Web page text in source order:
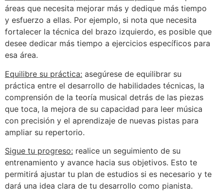
áreas que necesita mejorar más y dedique más tiempo
y esfuerzo a ellas. Por ejemplo, si nota que necesita
fortalecer la técnica del brazo izquierdo, es posible que
desee dedicar más tiempo a ejercicios específicos para
esa área.
Equilibre su práctica: asegúrese de equilibrar su
práctica entre el desarrollo de habilidades técnicas, la
comprensión de la teoría musical detrás de las piezas
que toca, la mejora de su capacidad para leer música
con precisión y el aprendizaje de nuevas pistas para
ampliar su repertorio.
Sigue tu progreso: realice un seguimiento de su
entrenamiento y avance hacia sus objetivos. Esto te
permitirá ajustar tu plan de estudios si es necesario y te
dará una idea clara de tu desarrollo como pianista.